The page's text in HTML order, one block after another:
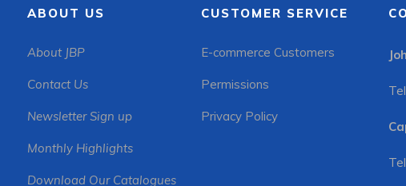
ABOUT US
About JBP
Contact Us
Newsletter Sign up
Monthly Highlights
Download Our Catalogues
CUSTOMER SERVICE
E-commerce Customers
Permissions
Privacy Policy